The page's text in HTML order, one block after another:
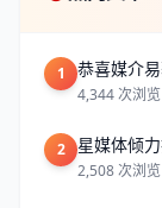
1 恭喜媒介
4,344 次浏览
2 星媒体倾
2,508 次浏览